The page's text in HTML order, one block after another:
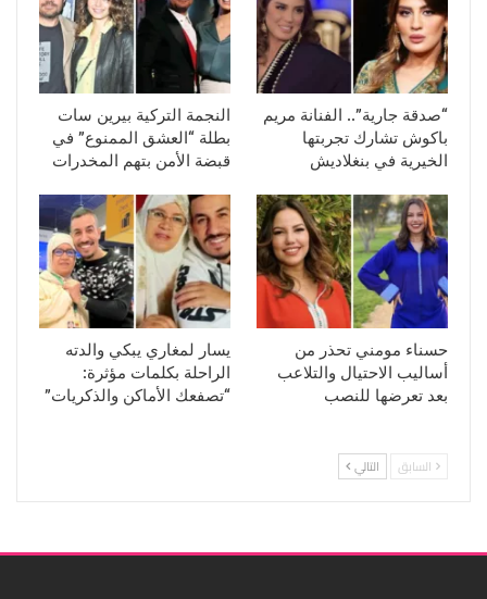
“صدقة جارية”.. الفنانة مريم
باكوش تشارك تجربتها
الخيرية في بنغلاديش
النجمة التركية بيرين سات
بطلة “العشق الممنوع” في
قبضة الأمن بتهم المخدرات
حسناء مومني تحذر من
أساليب الاحتيال والتلاعب
بعد تعرضها للنصب
يسار لمغاري يبكي والدته
الراحلة بكلمات مؤثرة:
“تصفعك الأماكن والذكريات”
السابق التالي